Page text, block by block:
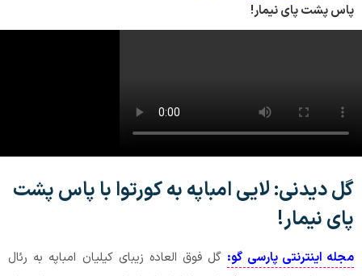
پاس پشت پای نیمار!
گل دیدنی: لایی امباپه به کورتوا با پاس پشت
پای نیمار!
مجله اینترنتی پارسی گو: گل فوق العاده زیبای کیلیان امباپه به رئال